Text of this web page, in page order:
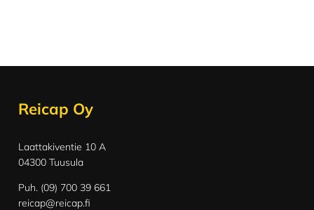
Reicap Oy
Laattakiventie 10 A
04300 Tuusula
Puh. (09) 700 39 661
reicap@reicap.fi